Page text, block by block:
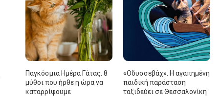
Παγκόσμια Ημέρα Γάτας: 8
μύθοι που ήρθε η ώρα να
καταρρίψουμε
«Οδυσσεβάχ»: Η αγαπημένη
παιδική παράσταση
ταξιδεύει σε Θεσσαλονίκη